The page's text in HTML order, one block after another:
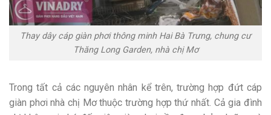
Thay dây cáp giàn phơi thông minh Hai Bà Trưng, chung cư
Thăng Long Garden, nhà chị Mơ
Trong tất cả các nguyên nhân kể trên, trường hợp đứt cáp
giàn phơi nhà chị Mơ thuộc trường hợp thứ nhất. Cả gia đình